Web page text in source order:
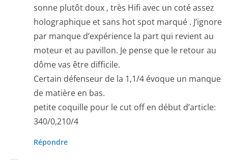
sonne plutôt doux , très Hifi avec un coté assez
holographique et sans hot spot marqué . J’ignore
par manque d’expérience la part qui revient au
moteur et au pavillon. Je pense que le retour au
dôme vas être difficile.
Certain défenseur de la 1,1/4 évoque un manque
de matière en bas.
petite coquille pour le cut off en début d’article:
340/0,210/4
Répondre